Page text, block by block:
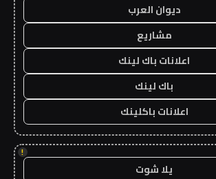
ديوان العرب
مشاريع
اعلانات باك لينك
باك لينك
اعلانات باكلينك
!
يلا شوت